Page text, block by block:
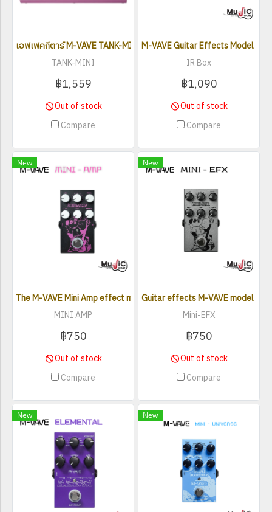
เอฟเฟคกีตาร์ M-VAVE TANK-MINI
TANK-MINI
฿1,559
Out of stock
Compare
M-VAVE Guitar Effects Model IR
IR Box
฿1,090
Out of stock
Compare
New
The M-VAVE Mini Amp effect model simulates 9 legendary amps.
MINI AMP
฿750
Out of stock
Compare
New
Guitar effects M-VAVE model
Mini-EFX
฿750
Out of stock
Compare
New New